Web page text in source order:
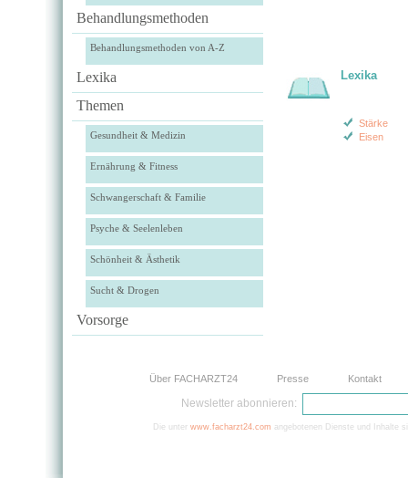
Behandlungsmethoden
Behandlungsmethoden von A-Z
Lexika
Themen
Gesundheit & Medizin
Ernährung & Fitness
Schwangerschaft & Familie
Psyche & Seelenleben
Schönheit & Ästhetik
Sucht & Drogen
Vorsorge
Lexika
Stärke
Eisen
Über FACHARZT24 Presse Kontakt
Newsletter abonnieren:
Die unter www.facharzt24.com angebotenen Dienste und Inhalte